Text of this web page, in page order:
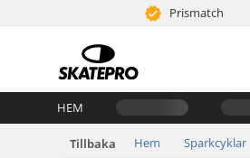
Prismatch
HEM
Tillbaka Hem Sparkcyklar